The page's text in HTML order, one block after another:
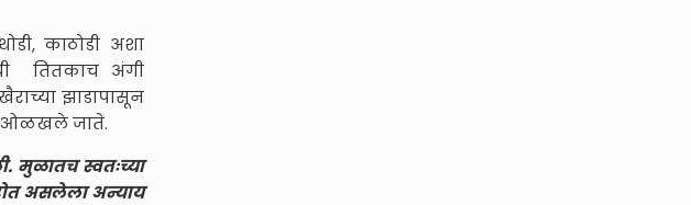
काठोडी अशा
तितकाच अंगी
झाडापासून
ओळखले जाते.
मुळातच स्वतःच्या
असलेला अन्याय